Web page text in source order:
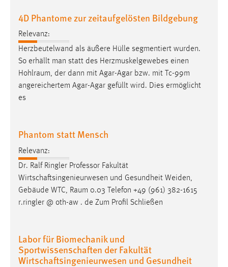
4D Phantome zur zeitaufgelösten Bildgebung
Relevanz:
Herzbeutelwand als äußere Hülle segmentiert wurden.
So erhällt man statt des Herzmuskelgewebes einen
Hohlraum, der dann mit Agar-Agar bzw. mit Tc-99m
angereichertem Agar-Agar gefüllt wird. Dies ermöglicht
es
Phantom statt Mensch
Relevanz:
Dr. Ralf Ringler Professor Fakultät
Wirtschaftsingenieurwesen und Gesundheit Weiden,
Gebäude WTC, Raum 0.03 Telefon +49 (961) 382-1615
r.ringler @ oth-aw . de Zum Profil Schließen
Labor für Biomechanik und
Sportwissenschaften der Fakultät
Wirtschaftsingenieurwesen und Gesundheit